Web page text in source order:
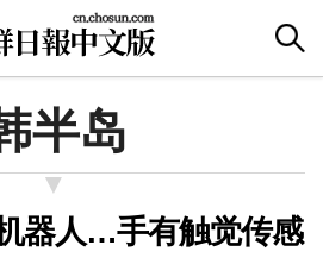
半岛
器人…手有触觉传感